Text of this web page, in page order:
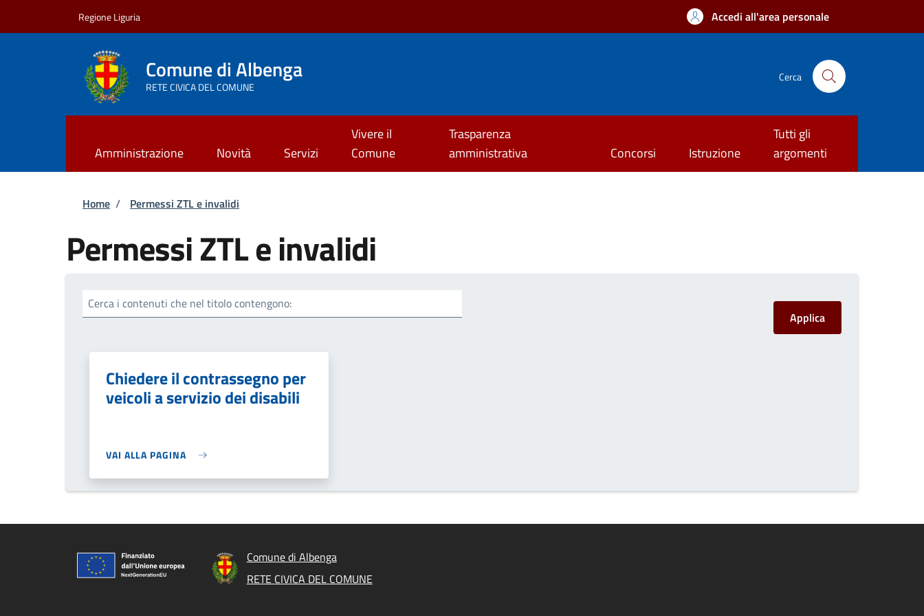
Regione Liguria Accedi all'area personale
Comune di Albenga
RETE CIVICA DEL COMUNE
Cerca
Amministrazione Novità Servizi
Vivere il
Comune
Trasparenza
amministrativa
Concorsi Istruzione
Tutti gli
argomenti
Briciole di pane
Home / Permessi ZTL e invalidi
Permessi ZTL e invalidi
Cerca i contenuti che nel titolo contengono:
Chiedere il contrassegno per
veicoli a servizio dei disabili
VAI ALLA PAGINA
Comune di Albenga
RETE CIVICA DEL COMUNE